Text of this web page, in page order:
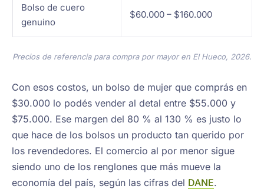
Bolso de cuero
genuino
$60.000 – $160.000
Precios de referencia para compra por mayor en El Hueco, 2026.
Con esos costos, un bolso de mujer que comprás en
$30.000 lo podés vender al detal entre $55.000 y
$75.000. Ese margen del 80 % al 130 % es justo lo
que hace de los bolsos un producto tan querido por
los revendedores. El comercio al por menor sigue
siendo uno de los renglones que más mueve la
economía del país, según las cifras del DANE.